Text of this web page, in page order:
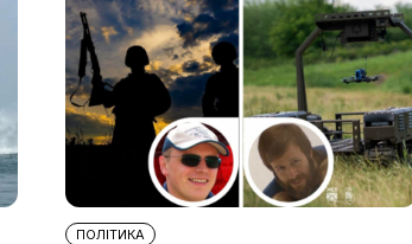
ПОЛІТИКА